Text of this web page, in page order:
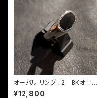
オーバル リング -2 BKオニキ
ス
¥12,800